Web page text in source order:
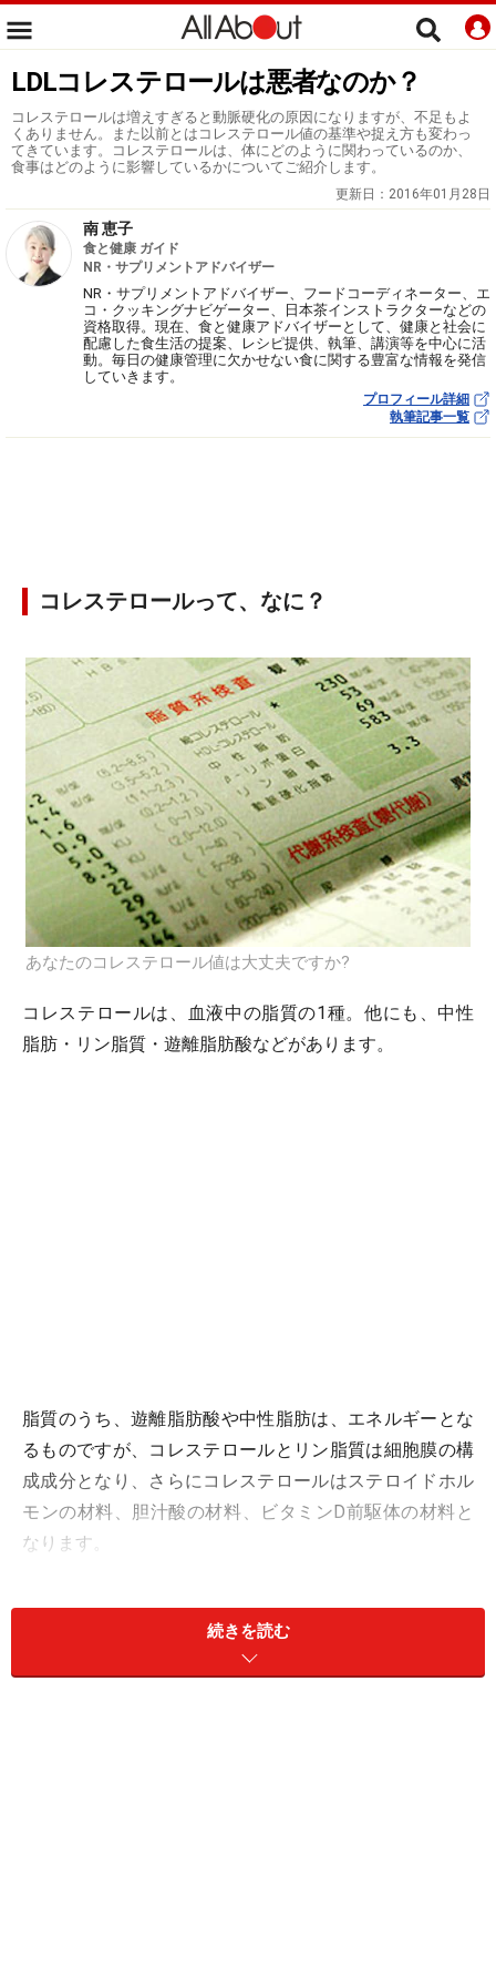
LDLコレステロールは悪者なのか？
コレステロールは増えすぎると動脈硬化の原因になりますが、不足もよ
くありません。また以前とはコレステロール値の基準や捉え方も変わっ
てきています。コレステロールは、体にどのように関わっているのか、
食事はどのように影響しているかについてご紹介します。
更新日： 2016年01月28日
南 恵子
食と健康 ガイド
NR・サプリメントアドバイザー
NR・サプリメントアドバイザー、フードコーディネーター、エ
コ・クッキングナビゲーター、日本茶インストラクターなどの
資格取得。現在、食と健康アドバイザーとして、健康と社会に
配慮した食生活の提案、レシピ提供、執筆、講演等を中心に活
動。毎日の健康管理に欠かせない食に関する豊富な情報を発信
していきます。
プロフィール詳細
執筆記事一覧
コレステロールって、なに？
あなたのコレステロール値は大丈夫ですか?
コレステロールは、血液中の脂質の1種。他にも、中性
脂肪・リン脂質・遊離脂肪酸などがあります。
脂質のうち、遊離脂肪酸や中性脂肪は、エネルギーとな
るものですが、コレステロールとリン脂質は細胞膜の構
成成分となり、さらにコレステロールはステロイドホル
モンの材料、胆汁酸の材料、ビタミンD前駆体の材料と
なります。
私がセミナーなどをした際に、「コレステロールは体に
悪いからとらないほうが良いのでは」といった質問を受
けることがありいます。ではもしコレステロールが不足
続きを読む